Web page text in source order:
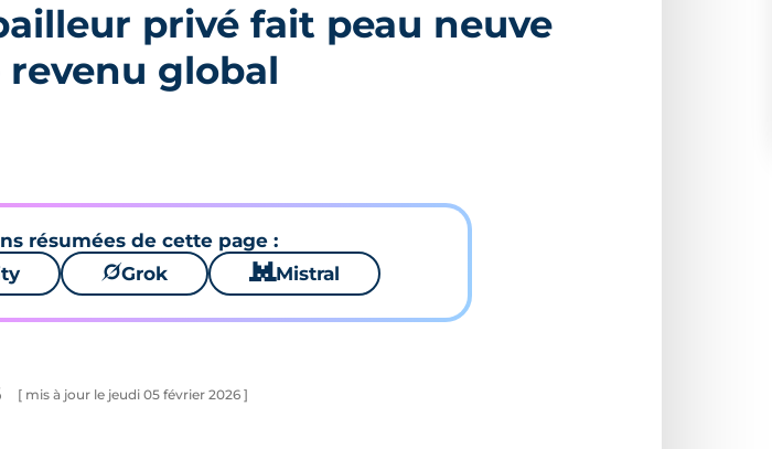
privé fait peau neuve
global
résumées de cette page :
🪐Grok 🐱 Mistral
[ mis à jour le jeudi 05 février 2026 ]